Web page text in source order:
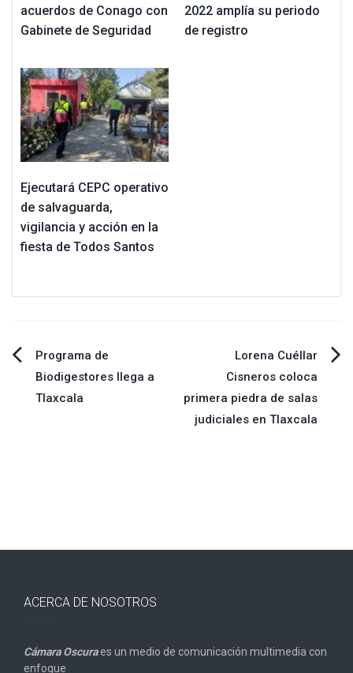
acuerdos de Conago con
Gabinete de Seguridad
2022 amplía su periodo
de registro
Ejecutará CEPC operativo
de salvaguarda,
vigilancia y acción en la
fiesta de Todos Santos
Navegación
de
Programa de
Biodigestores llega a
Tlaxcala
Lorena Cuéllar
Cisneros coloca
primera piedra de salas
judiciales en Tlaxcala
ACERCA DE NOSOTROS
Cámara Oscuraes un medio de comunicación multimedia con
enfoque